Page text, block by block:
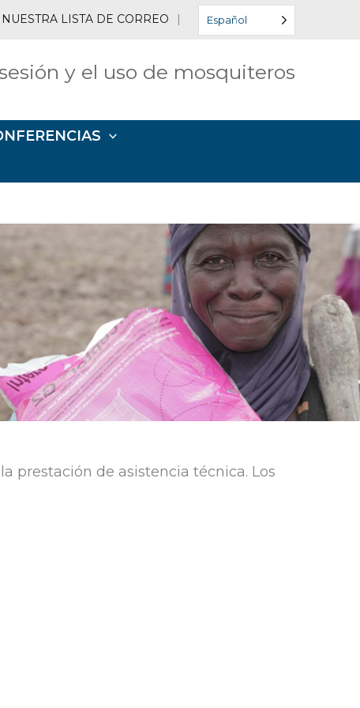
LISTA DE CORREO | Español
y el uso de mosquiteros
prestación de asistencia técnica. Los